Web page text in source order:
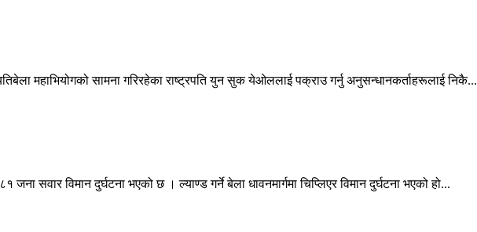
महाभियोगको सामना गरिरहेका राष्ट्रपति युन सुक येओललाई पक्राउ गर्नु अनुसन्धानकर्ताहरूलाई निकै...
सवार विमान दुर्घटना भएको छ । ल्याण्ड गर्ने बेला धावनमार्गमा चिप्लिएर विमान दुर्घटना भएको हो...